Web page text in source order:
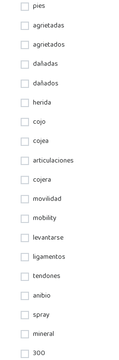
pies
agrietadas
agrietados
dañadas
dañados
herida
cojo
cojea
articulaciones
cojera
movilidad
mobility
levantarse
ligamentos
tendones
anibio
spray
mineral
300